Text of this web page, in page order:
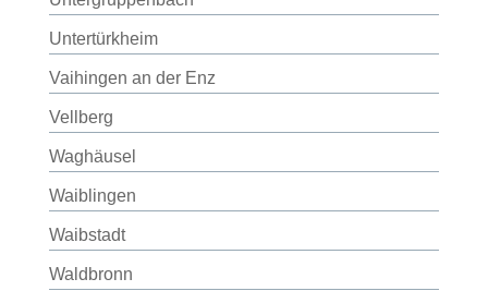
Untertürkheim
Vaihingen an der Enz
Vellberg
Waghäusel
Waiblingen
Waibstadt
Waldbronn